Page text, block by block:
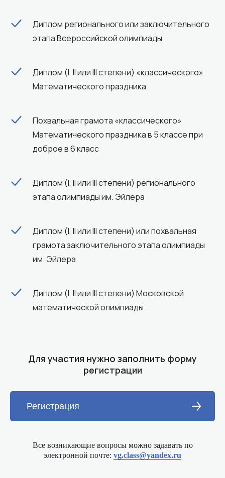
Диплом регионального или заключительного
этапа Всероссийской олимпиады
Диплом (I, II или III степени) «классического»
Математического праздника
Похвальная грамота «классического»
Математического праздника в 5 классе при
доброе в 6 класс
Диплом (I, II или III степени) регионального
этапа олимпиады им. Эйлера
Диплом (I, II или III степени) или похвальная
грамота заключительного этапа олимпиады
им. Эйлера
Диплом (I, II или III степени) Московской
математической олимпиады.
Для участия нужно заполнить форму
регистрации
Регистрация
Все возникающие вопросы можно задавать по
электронной почте: vg.class@yandex.ru